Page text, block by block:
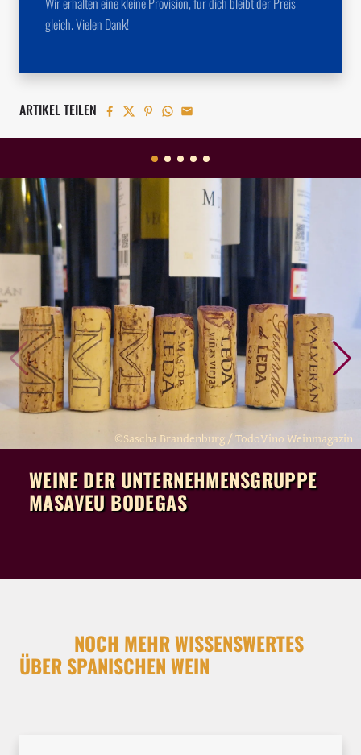
gleich. Vielen Dank!
ARTIKEL TEILEN
©Sascha Brandenburg / TodoVino Weinmagazin
WEINE DER UNTERNEHMENSGRUPPE
MASAVEU BODEGAS
NOCH MEHR WISSENSWERTES
ÜBER SPANISCHEN WEIN